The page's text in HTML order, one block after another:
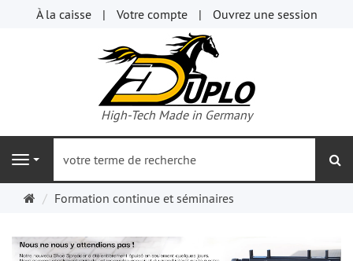
À la caisse Votre compte Ouvrez une session
High-Tech Made in Germany
Navigation
PageFormation continue et séminaires